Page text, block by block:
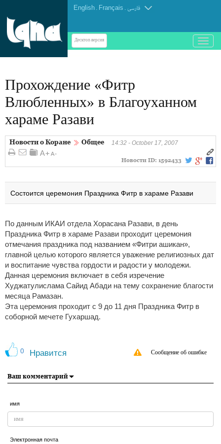
English . Français . فارسی
Десктоп-версия
باز
و
Прохождение «Фитр
Влюбленных» в Благоуханном
хараме Разави
Новости о Коране Общее 14:32 - October 17, 2007
Новости ID: 1592433
Состоится церемония Праздника Фитр в хараме Разави
По данным ИКАИ отдела Хорасана Разави, в день
Праздника Фитр в хараме Разави проходит церемония
отмечания праздника под названием «Фитри ашикан»,
главной целью которого является уважение религиозных дат
и воспитание чувства гордости и радости у молодежи.
Данная церемония включает в себя изречение
Худжатулислама Сайид Абади на тему сохранение благости
месяца Рамазан.
Эта церемония проходит с 9 до 11 дня Праздника Фитр в
соборной мечете Гухаршад.
0 Нравится Сообщение об ошибке
Ваш комментарий
имя
Электронная почта